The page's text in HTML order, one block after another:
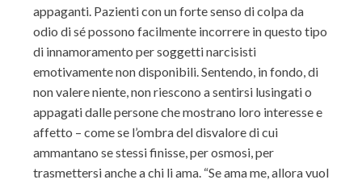
appaganti. Pazienti con un forte senso di colpa da
odio di sé possono facilmente incorrere in questo tipo
di innamoramento per soggetti narcisisti
emotivamente non disponibili. Sentendo, in fondo, di
non valere niente, non riescono a sentirsi lusingati o
appagati dalle persone che mostrano loro interesse e
affetto – come se l’ombra del disvalore di cui
ammantano se stessi finisse, per osmosi, per
trasmettersi anche a chi li ama. “Se ama me, allora vuol